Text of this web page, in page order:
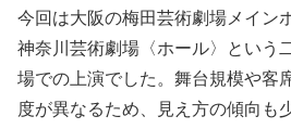
今回は大阪の梅田芸術劇場メイン
神奈川芸術劇場〈ホール〉という
場での上演でした。舞台規模や客
度が異なるため、見え方の傾向も